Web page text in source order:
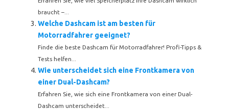
braucht –...
Welche Dashcam ist am besten für
Motorradfahrer geeignet?
Finde die beste Dashcam für Motorradfahrer! Profi-Tipps &
Tests helfen...
Wie unterscheidet sich eine Frontkamera von
einer Dual-Dashcam?
Erfahren Sie, wie sich eine Frontkamera von einer Dual-
Dashcam unterscheidet...